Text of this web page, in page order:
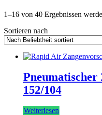
1–16 von 40 Ergebnissen
Sortieren nach
Pneumatischer
152/104
Weiterlesen